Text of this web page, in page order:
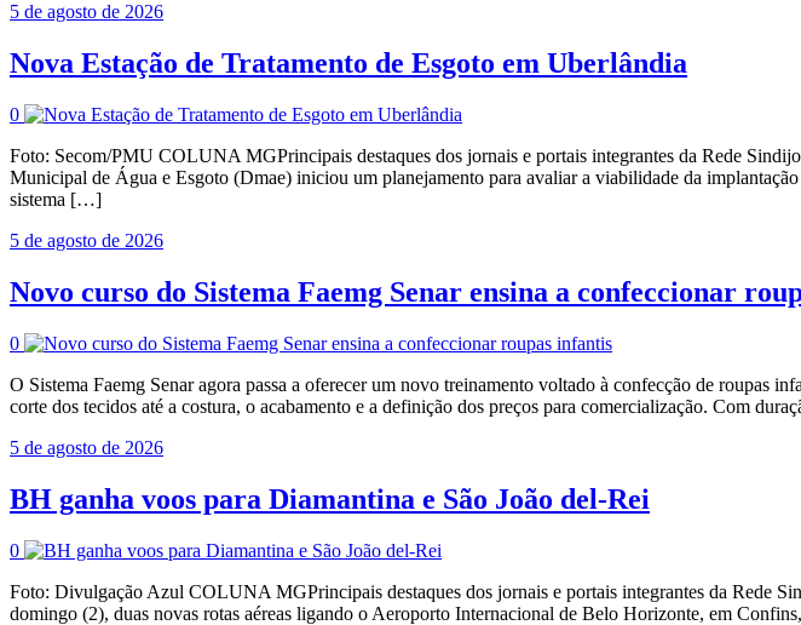
5 de agosto de 2026
Nova Estação de Tratamento de Esgoto em Uberlândia
0
Foto: Secom/PMU COLUNA MGPrincipais destaques dos jornais e portais integrantes da Rede
Municipal de Água e Esgoto (Dmae) iniciou um planejamento para avaliar a viabilidade da
sistema […]
5 de agosto de 2026
Novo curso do Sistema Faemg Senar ensina a confeccionar
0
O Sistema Faemg Senar agora passa a oferecer um novo treinamento voltado à confecção de roupas
corte dos tecidos até a costura, o acabamento e a definição dos preços para comercialização. Com
5 de agosto de 2026
BH ganha voos para Diamantina e São João del-Rei
0
Foto: Divulgação Azul COLUNA MGPrincipais destaques dos jornais e portais integrantes da
domingo (2), duas novas rotas aéreas ligando o Aeroporto Internacional de Belo Horizonte, em